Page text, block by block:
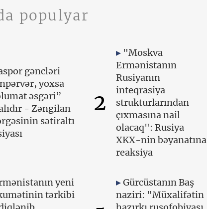
populyar
gəncləri
yoxsa
əsgəri”
- Zəngilan
sətiraltı
2
"Moskva
Ermənistanın
Rusiyanın
inteqrasiya
strukturlarından
çıxmasına nail
olacaq": Rusiya
XKX-nin bəyanatına
reaksiya
yeni
tərkibi
Gürcüstanın Baş
naziri: "Müxalifətin